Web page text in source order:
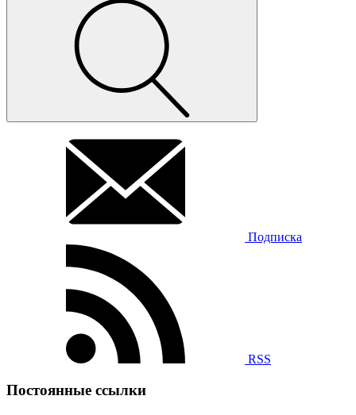
Подписка
RSS
Постоянные ссылки